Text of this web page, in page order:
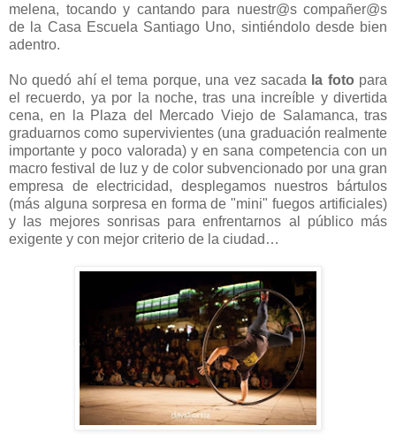
melena, tocando y cantando para nuestr@s compañer@s
de la Casa Escuela Santiago Uno, sintiéndolo desde bien
adentro.
No quedó ahí el tema porque, una vez sacada la foto para
el recuerdo, ya por la noche, tras una increíble y divertida
cena, en la Plaza del Mercado Viejo de Salamanca, tras
graduarnos como supervivientes (una graduación realmente
importante y poco valorada) y en sana competencia con un
macro festival de luz y de color subvencionado por una gran
empresa de electricidad, desplegamos nuestros bártulos
(más alguna sorpresa en forma de "mini" fuegos artificiales)
y las mejores sonrisas para enfrentarnos al público más
exigente y con mejor criterio de la ciudad…